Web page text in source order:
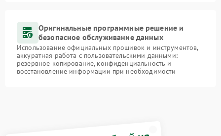
Оригинальные программные решение и
безопасное обслуживание данных
Использование официальных прошивок и инструментов,
аккуратная работа с пользовательскими данными:
резервное копирование, конфиденциальность и
восстановление информации при необходимости